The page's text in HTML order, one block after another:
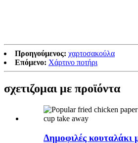
Προηγούμενος: χαρτοσακούλα
Επόμενο: Χάρτινο ποτήρι
σχετιζομαι με προϊόντα
Δημοφιλές κουταλάκι